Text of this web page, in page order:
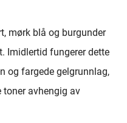
mørk blå og burgunder
Imidlertid fungerer dette
og fargede gelgrunnlag,
avhengig av